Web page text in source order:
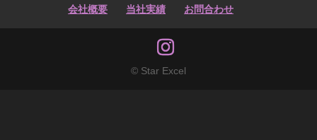
会社概要
当社実績 お問合わせ
© Star Excel